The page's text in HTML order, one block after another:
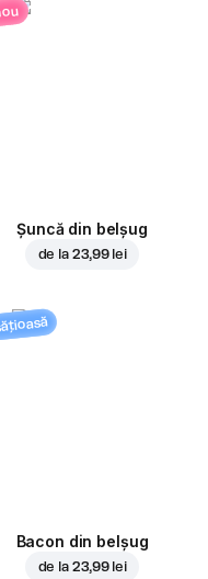
Șuncă din belșug
de la 23,99 lei
Bacon din belșug
de la 23,99 lei